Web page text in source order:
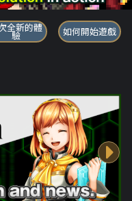
全新的體
驗 如何開始遊戲